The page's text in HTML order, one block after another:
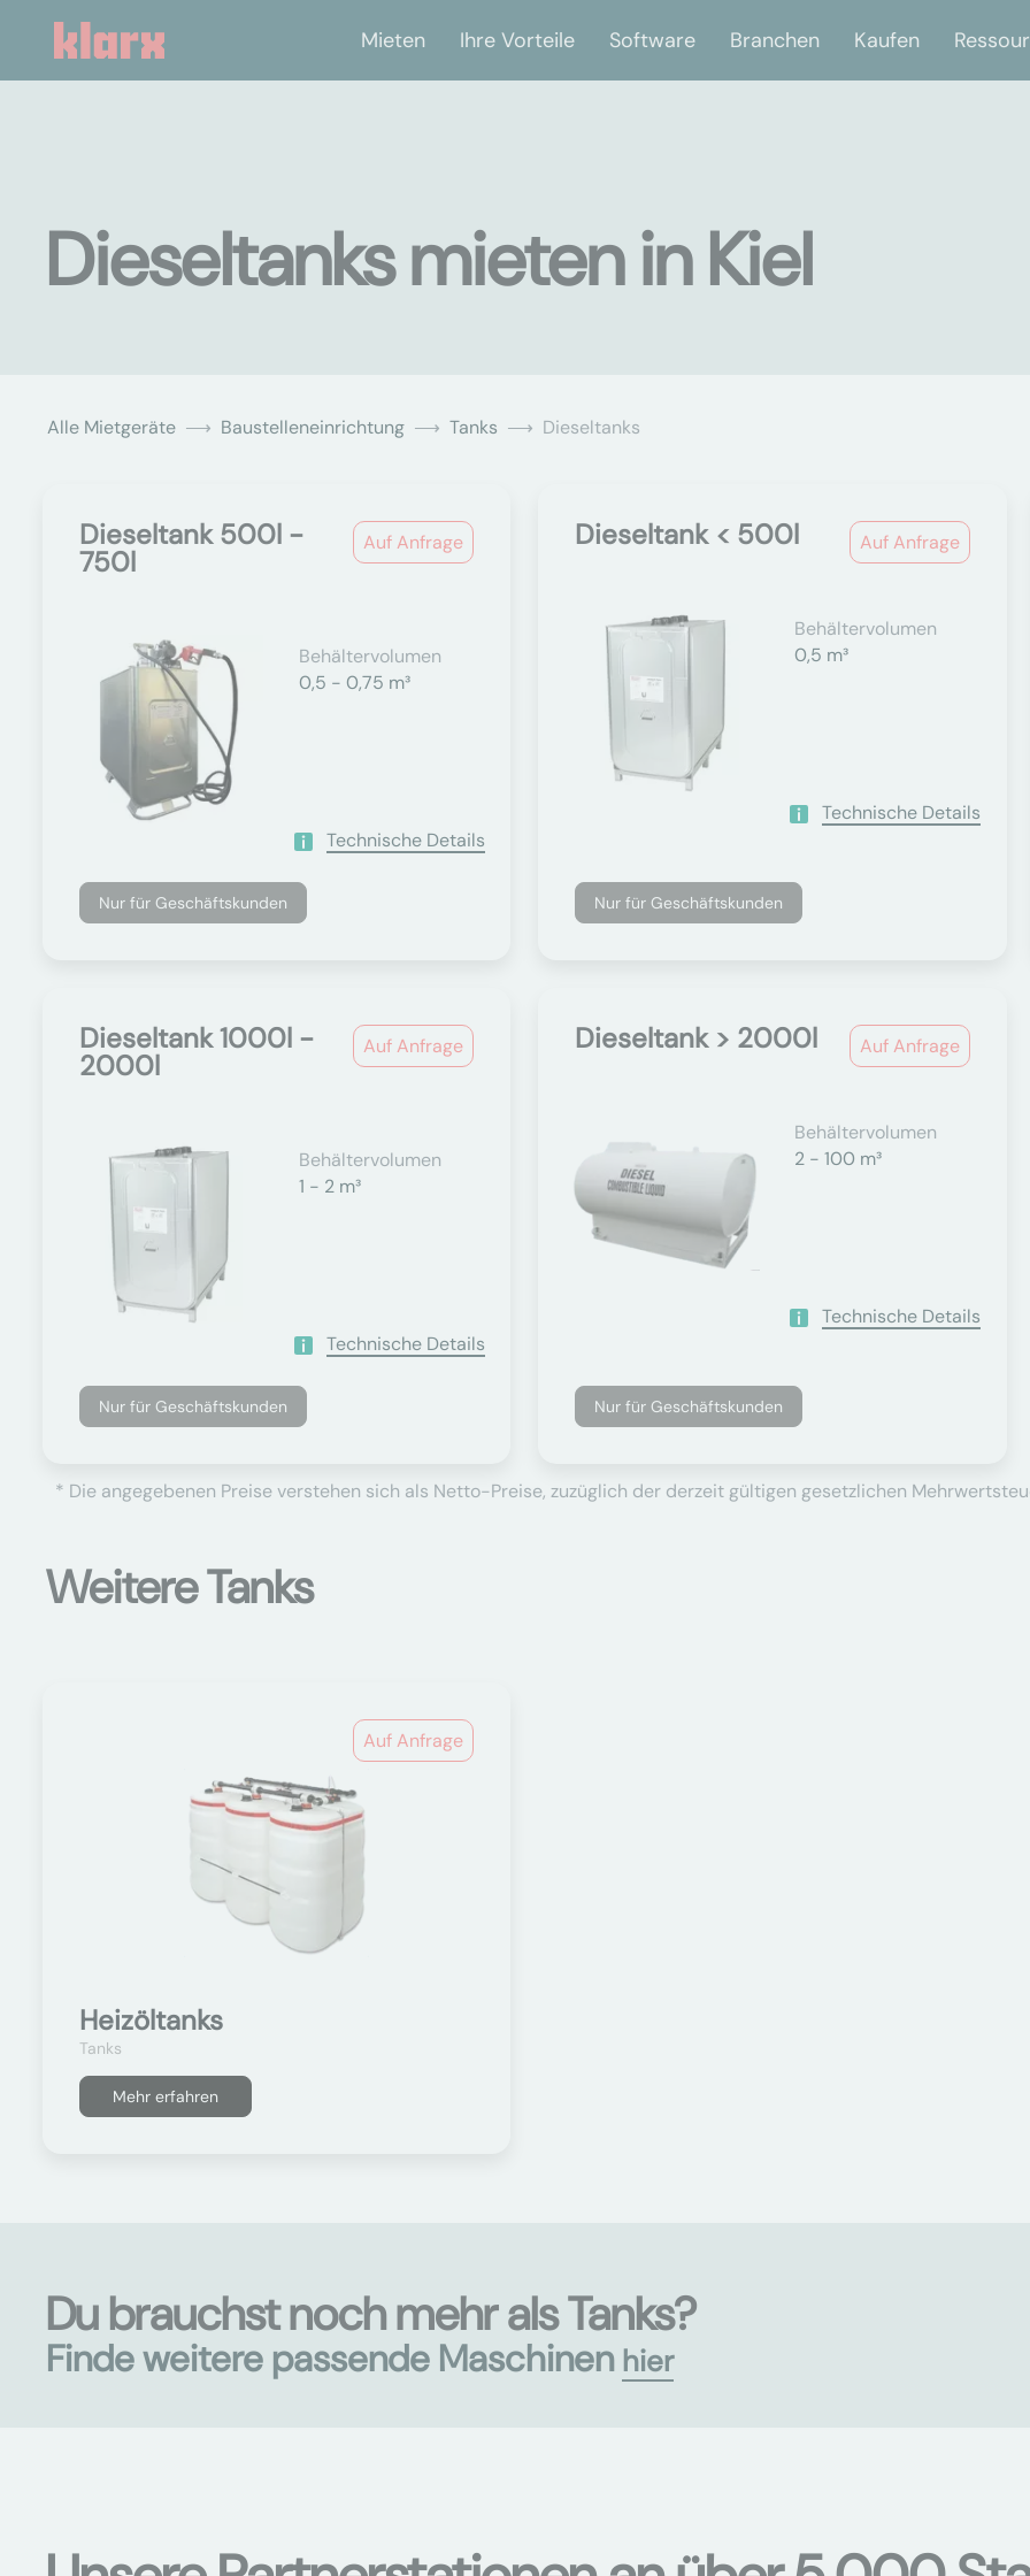
Mieten Ihre Vorteile Software Branchen Kaufen
Dieseltanks mieten in Kiel
Alle Mietgeräte Baustelleneinrichtung Tanks Dieseltanks
Auf Anfrage
Dieseltank 500l -
750l
Behältervolumen
0,5 - 0,75 m³
Technische Details
Nur für Geschäftskunden
Auf Anfrage
Dieseltank < 500l
Behältervolumen
0,5 m³
Technische Details
Nur für Geschäftskunden
Auf Anfrage
Dieseltank 1000l -
2000l
Behältervolumen
1 - 2 m³
Technische Details
Nur für Geschäftskunden
Auf Anfrage
Dieseltank > 2000l
Behältervolumen
2 - 100 m³
Technische Details
Nur für Geschäftskunden
* Die angegebenen Preise verstehen sich als Netto-Preise, zuzüglich der derzeit gültigen gesetzlichen
Weitere Tanks
Auf Anfrage
Heizöltanks
Tanks
Mehr erfahren
Du brauchst noch mehr als Tanks?
Finde weitere passende Maschinen hier